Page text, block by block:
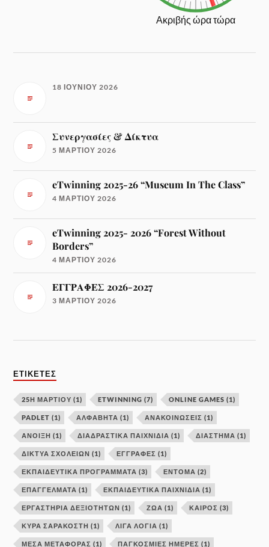
Ακριβής ώρα τώρα
18 ΙΟΥΝΊΟΥ 2026
Συνεργασίες & Δίκτυα
5 ΜΑΡΤΊΟΥ 2026
eTwinning 2025-26 “Museum In The Class”
4 ΜΑΡΤΊΟΥ 2026
eTwinning 2025- 2026 “Forest Without
Borders”
4 ΜΑΡΤΊΟΥ 2026
ΕΓΓΡΑΦΕΣ 2026-2027
3 ΜΑΡΤΊΟΥ 2026
ΕΤΙΚΈΤΕΣ
25Η ΜΑΡΤΙΟΥ (1) ETWINNING (7) ONLINE GAMES (1)
PADLET (1) ΑΛΦΑΒΗΤΑ (1) ΑΝΑΚΟΙΝΩΣΕΙΣ (1)
ΑΝΟΙΞΗ (1) ΔΙΑΔΡΑΣΤΙΚΑ ΠΑΙΧΝΙΔΙΑ (1) ΔΙΑΣΤΗΜΑ (1)
ΔΊΚΤΥΑ ΣΧΟΛΕΊΩΝ (1) ΕΓΓΡΑΦΕΣ (1)
ΕΚΠΑΙΔΕΥΤΙΚΑ ΠΡΟΓΡΑΜΜΑΤΑ (3) ΕΝΤΟΜΑ (2)
ΕΠΑΓΓΕΛΜΑΤΑ (1) ΕΚΠΑΙΔΕΥΤΙΚΆ ΠΑΙΧΝΊΔΙΑ (1)
ΕΡΓΑΣΤΉΡΙΑ ΔΕΞΙΟΤΉΤΩΝ (1) ΖΩΑ (1) ΚΑΙΡΟΣ (3)
ΚΥΡΆ ΣΑΡΑΚΟΣΤΉ (1) ΛΙΓΑ ΛΟΓΙΑ (1)
ΜΕΣΑ ΜΕΤΑΦΟΡΑΣ (1) ΠΑΓΚΟΣΜΙΕΣ ΗΜΕΡΕΣ (1)